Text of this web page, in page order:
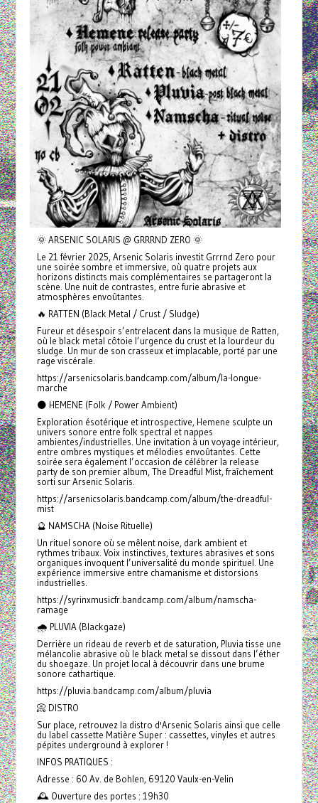
🌞 ARSENIC SOLARIS @ GRRRND ZERO 🌞
Le 21 février 2025, Arsenic Solaris investit Grrrnd Zero pour
une soirée sombre et immersive, où quatre projets aux
horizons distincts mais complémentaires se partageront la
scène. Une nuit de contrastes, entre furie abrasive et
atmosphères envoûtantes.
🔥 RATTEN (Black Metal / Crust / Sludge)
Fureur et désespoir s’entrelacent dans la musique de Ratten,
où le black metal côtoie l’urgence du crust et la lourdeur du
sludge. Un mur de son crasseux et implacable, porté par une
rage viscérale.
https://arsenicsolaris.bandcamp.com/album/la-longue-
marche
🌑 HEMENE (Folk / Power Ambient)
Exploration ésotérique et introspective, Hemene sculpte un
univers sonore entre folk spectral et nappes
ambientes/industrielles. Une invitation à un voyage intérieur,
entre ombres mystiques et mélodies envoûtantes. Cette
soirée sera également l’occasion de célébrer la release
party de son premier album, The Dreadful Mist, fraîchement
sorti sur Arsenic Solaris.
https://arsenicsolaris.bandcamp.com/album/the-dreadful-
mist
🔮 NAMSCHA (Noise Rituelle)
Un rituel sonore où se mêlent noise, dark ambient et
rythmes tribaux. Voix instinctives, textures abrasives et sons
organiques invoquent l’universalité du monde spirituel. Une
expérience immersive entre chamanisme et distorsions
industrielles.
https://syrinxmusicfr.bandcamp.com/album/namscha-
ramage
🌧️ PLUVIA (Blackgaze)
Derrière un rideau de reverb et de saturation, Pluvia tisse une
mélancolie abrasive où le black metal se dissout dans l’éther
du shoegaze. Un projet local à découvrir dans une brume
sonore cathartique.
https://pluvia.bandcamp.com/album/pluvia
📀 DISTRO
Sur place, retrouvez la distro d'Arsenic Solaris ainsi que celle
du label cassette Matière Super : cassettes, vinyles et autres
pépites underground à explorer !
INFOS PRATIQUES :
Adresse : 60 Av. de Bohlen, 69120 Vaulx-en-Velin
🕰️ Ouverture des portes : 19h30